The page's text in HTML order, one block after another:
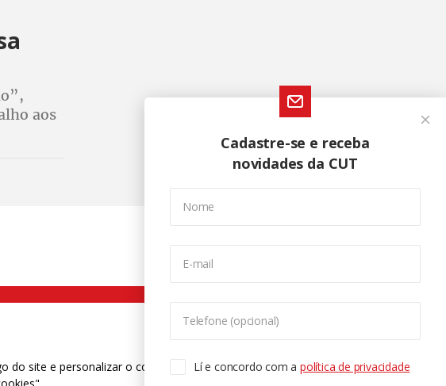
aos
Cadastre-se e receba
novidades da CUT
Nome
E-mail
Telefone (opcional)
Lí e concordo com apolítica de privacidade
9310
do site e personalizar o conteúdo. Para saber mais